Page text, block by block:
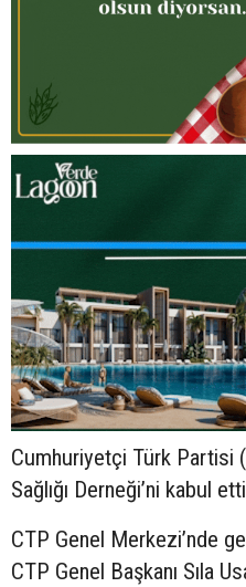
Cumhuriyetçi Türk Partisi
Sağlığı Derneği’ni kabul
CTP Genel Merkezi’nde
CTP Genel Başkanı Sıla